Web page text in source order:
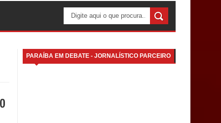
PARAÍBA EM DEBATE - JORNALÍSTICO PARCEIRO